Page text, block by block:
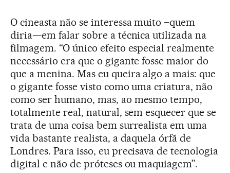
O cineasta não se interessa muito –quem
diria—em falar sobre a técnica utilizada na
filmagem. “O único efeito especial realmente
necessário era que o gigante fosse maior do
que a menina. Mas eu queira algo a mais: que
o gigante fosse visto como uma criatura, não
como ser humano, mas, ao mesmo tempo,
totalmente real, natural, sem esquecer que se
trata de uma coisa bem surrealista em uma
vida bastante realista, a daquela órfã de
Londres. Para isso, eu precisava de tecnologia
digital e não de próteses ou maquiagem”.